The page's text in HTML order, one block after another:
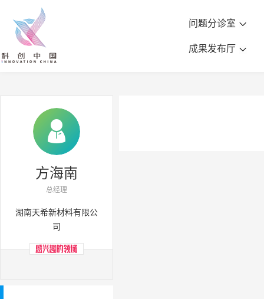
问题分诊室
成果发布厅
方海南
总经理
湖南天希新材料有限公
司

